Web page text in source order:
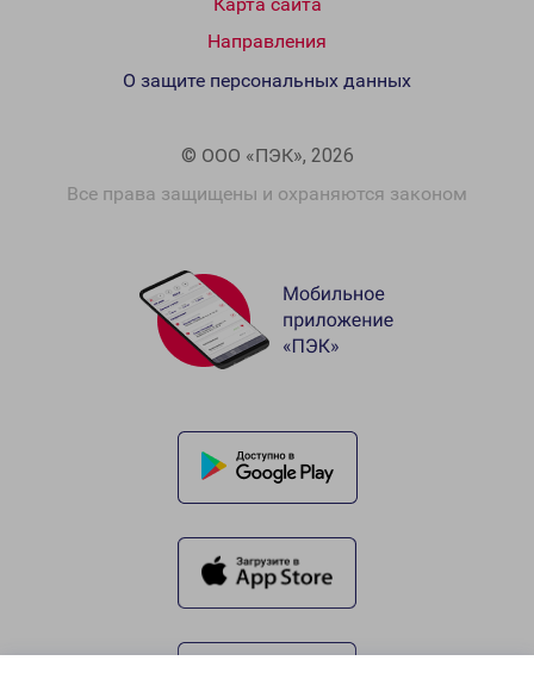
Карта сайта
Направления
© ООО «ПЭК», 2026
Все права защищены и охраняются законом
О защите персональных данных